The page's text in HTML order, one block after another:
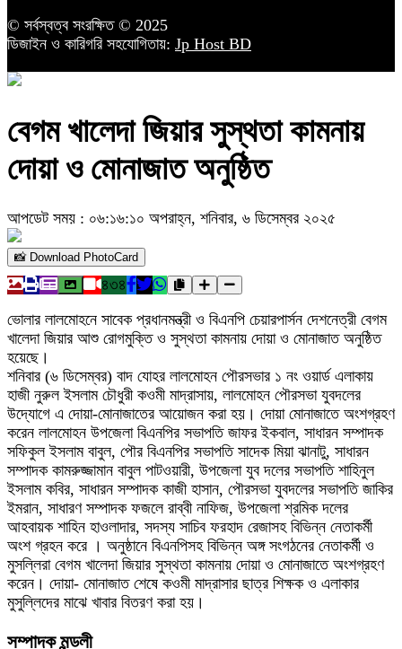
© সর্বস্বত্ব সংরক্ষিত © 2025
ডিজাইন ও কারিগরি সহযোগিতায়: Jp Host BD
বেগম খালেদা জিয়ার সুস্থতা কামনায়
দোয়া ও মোনাজাত অনুষ্ঠিত
আপডেট সময় : ০৬:১৬:১০ অপরাহ্ন, শনিবার, ৬ ডিসেম্বর ২০২৫
📸 Download PhotoCard
৪৩৪
ভোলার লালমোহনে সাবেক প্রধানমন্ত্রী ও বিএনপি চেয়ারপার্সন দেশনেত্রী বেগম
খালেদা জিয়ার আশু রোগমুক্তি ও সুস্থতা কামনায় দোয়া ও মোনাজাত অনুষ্ঠিত
হয়েছে।
শনিবার (৬ ডিসেম্বর) বাদ যোহর লালমোহন পৌরসভার ১ নং ওয়ার্ড এলাকায়
হাজী নুরুল ইসলাম চৌধুরী কওমী মাদ্রাসায়, লালমোহন পৌরসভা যুবদলের
উদ্যোগে এ দোয়া-মোনাজাতের আয়োজন করা হয়। দোয়া মোনাজাতে অংশগ্রহণ
করেন লালমোহন উপজেলা বিএনপির সভাপতি জাফর ইকবাল, সাধারন সম্পাদক
সফিকুল ইসলাম বাবুল, পৌর বিএনপির সভাপতি সাদেক মিয়া ঝানাটু, সাধারন
সম্পাদক কামরুজ্জামান বাবুল পাটওয়ারী, উপজেলা যুব দলের সভাপতি শাহিনুল
ইসলাম কবির, সাধারন সম্পাদক কাজী হাসান, পৌরসভা যুবদলের সভাপতি জাকির
ইমরান, সাধারণ সম্পাদক ফজলে রাব্বী নাফিজ, উপজেলা শ্রমিক দলের
আহবায়ক শাহিন হাওলাদার, সদস্য সাচিব ফরহাদ রেজাসহ বিভিন্ন নেতাকর্মী
অংশ গ্রহন করে । অনুষ্ঠানে বিএনপিসহ বিভিন্ন অঙ্গ সংগঠনের নেতাকর্মী ও
মুসল্লিরা বেগম খালেদা জিয়ার সুস্থতা কামনায় দোয়া ও মোনাজাতে অংশগ্রহণ
করেন। দোয়া- মোনাজাত শেষে কওমী মাদ্রাসার ছাত্র শিক্ষক ও এলাকার
মুসুল্লিদের মাঝে খাবার বিতরণ করা হয়।
সম্পাদক মন্ডলী